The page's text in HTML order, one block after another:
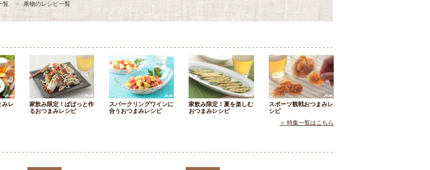
覧 果物のレシピ一覧
みレ
家飲み限定！ぱぱっと作
るおつまみレシピ
スパークリングワインに
合うおつまみレシピ
家飲み限定！夏を楽しむ
おつまみレシピ
スポーツ観戦おつまみレ
シピ
＞ 特集一覧はこちら